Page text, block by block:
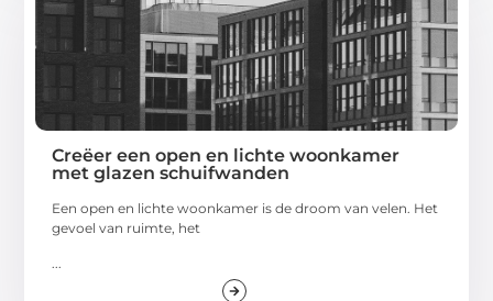
Creëer een open en lichte woonkamer
met glazen schuifwanden
Een open en lichte woonkamer is de droom van velen. Het
gevoel van ruimte, het
...